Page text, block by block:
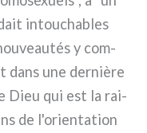
intou­cha­bles
y com­
dans une der­niè­re
Dieu qui est la rai­
de l'orientation